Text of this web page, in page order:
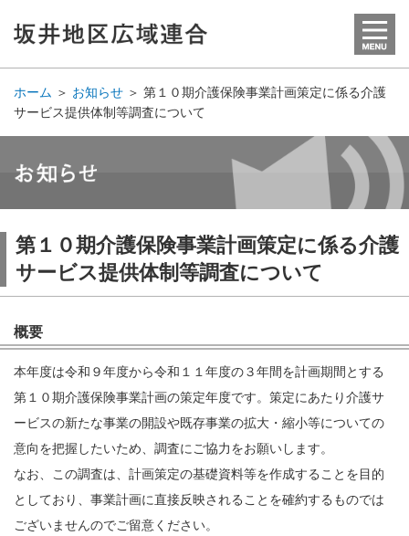
ホーム ＞ お知らせ ＞ 第１０期介護保険事業計画策定に係る介護
サービス提供体制等調査について
第１０期介護保険事業計画策定に係る介護
サービス提供体制等調査について
概要
本年度は令和９年度から令和１１年度の３年間を計画期間とする
第１０期介護保険事業計画の策定年度です。策定にあたり介護サ
ービスの新たな事業の開設や既存事業の拡大・縮小等についての
意向を把握したいため、調査にご協力をお願いします。
なお、この調査は、計画策定の基礎資料等を作成することを目的
としており、事業計画に直接反映されることを確約するものでは
ございませんのでご留意ください。